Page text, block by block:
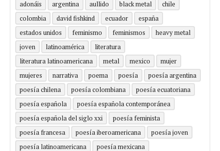
adonáis argentina aullido black metal
chile
colombia
david fishkind ecuador
españa
estados unidos
feminismo feminismos
heavy metal
joven
latinoamérica
literatura
literatura latinoamericana
metal mexico
mujer
mujeres
narrativa poema poesía
poesía argentina
poesía chilena
poesía colombiana
poesía ecuatoriana
poesía española
poesía española contemporánea
poesía española del siglo xxi
poesía feminista
poesía francesa
poesía iberoamericana
poesía joven
poesía latinoamericana
poesía mexicana